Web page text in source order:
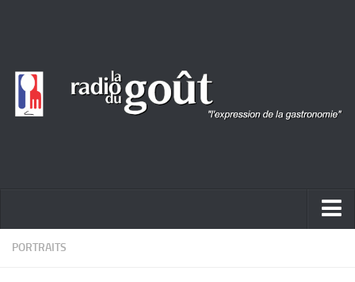
ACTUALITÉ
PORTRAITS